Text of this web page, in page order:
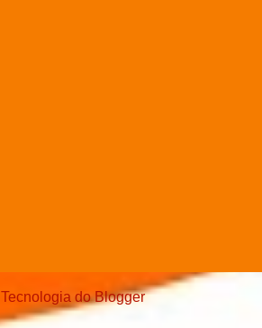
Tecnologia do Blogger